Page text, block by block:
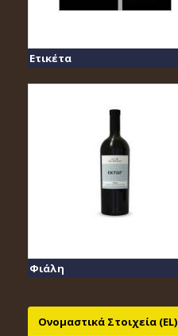
Ετικέτα
Φιάλη
Ονομαστικά Στοιχεία (EL)